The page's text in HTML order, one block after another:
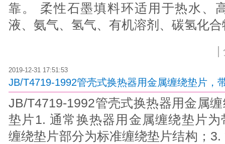
靠。 柔性石墨填料环适用于热水、
液、氨气、氢气、有机溶剂、碳氢化
2019-12-31 17:51:53
JB/T4719-1992管壳式换热器用金属缠绕垫片，
JB/T4719-1992管壳式换热器用金属
垫片1. 通常换热器用金属缠绕垫片
缠绕垫片部分为标准缠绕垫片结构；